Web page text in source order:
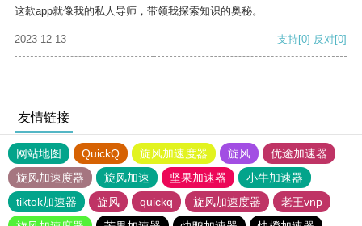
这款app就像我的私人导师，带领我探索知识的奥秘。
2023-12-13 支持[0] 反对[0]
友情链接
网站地图 QuickQ 旋风加速度器 旋风
优途加速器
旋风加速度器
旋风加速 坚果加速器
小牛加速器
tiktok加速器
旋风 quickq 旋风加速度器
老王vnp